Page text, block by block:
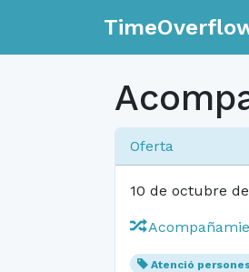
Oferta
10 de octubre
Atenció